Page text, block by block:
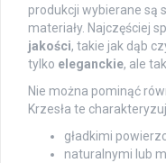
produkcji wybierane są
materiały. Najczęściej
jakości, takie jak dąb
tylko eleganckie, ale
Nie można pominąć
Krzesła te
gładkimi
naturalnymi lub